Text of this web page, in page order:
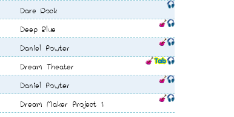
Dare Rock
Deep Blue
Daniel Powter
Dream Theater
Daniel Powter
Dream Maker Project 1